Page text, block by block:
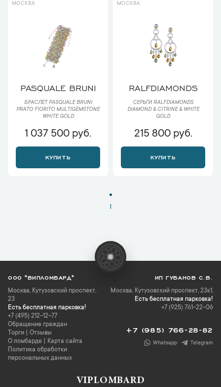
МОСКВА
PASQUALE BRUNI
БРАСЛЕТ PASQUALE BRUNI
PRATO FIORITO MULTIGEMSTONE
WHITE GOLD
1 037 500 руб.
КУПИТЬ
МОСКВА
RALFDIAMONDS
СЕРЬГИ RALFDIAMONDS
DIAMOND & CITRINE & WHITE
GOLD
215 800 руб.
КУПИТЬ
1
ООО "ВИПЛОМБАРД"
Москва, Кутузовский проспект,
23
Есть бесплатная парковка!
+7 (495) 212-12-77
Обращение граждан
Торги
Отзывы
О ломбарде
Карта сайта
Политика обработки
персональных данных
ИП ГУБАНОВ С.В.
Москва, Кутузовский проспект, 23к1,
Есть бесплатная парковка!
+7 (925) 761-22-06
+7 (985) 766-28-82
Whatsapp Telegram
VIPLOMBARD